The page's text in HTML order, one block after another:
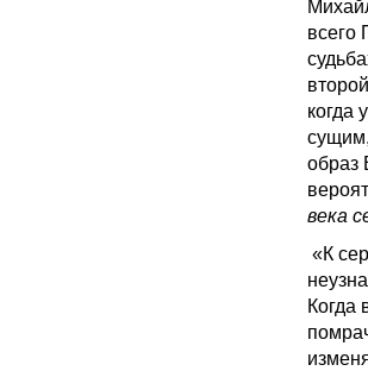
всего
когда
образ
века
«К
Когда